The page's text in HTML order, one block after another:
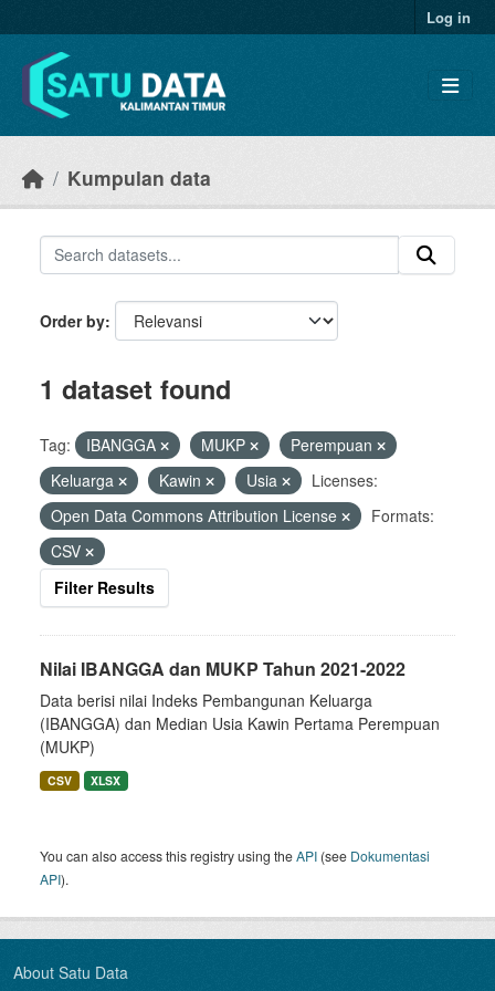
Log in
Kumpulan data
Order by
1 dataset found
Tag: IBANGGA MUKP
Perempuan
Keluarga
Kawin Usia
Licenses:
Open Data Commons Attribution License
Formats:
CSV
Filter Results
Nilai IBANGGA dan MUKP Tahun 2021-2022
Data berisi nilai Indeks Pembangunan Keluarga
(IBANGGA) dan Median Usia Kawin Pertama Perempuan
(MUKP)
CSV XLSX
You can also access this registry using theAPI (see Dokumentasi
API).
About Satu Data